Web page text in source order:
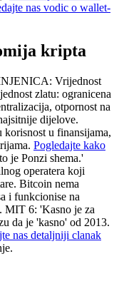
nas vodic o wallet-
kripta
Vrijednost
zlatu: ogranicena
otpornost na
dijelove.
u finansijama,
Pogledajte kako
je Ponzi shema.'
operatera koji
Bitcoin nema
i funkcionise na
MIT 6: 'Kasno je za
da je 'kasno' od 2013.
nas detaljniji clanak